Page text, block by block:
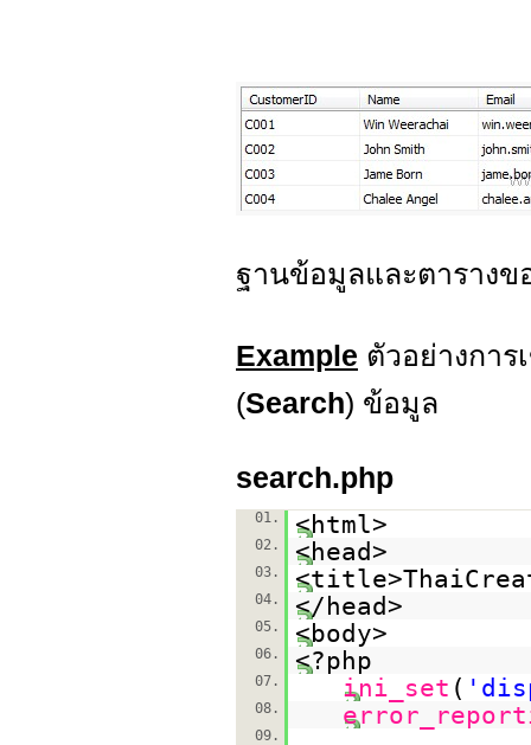
ฐานข้อมูลและตารางข
Example ตัวอย่างกา
(Search) ข้อมูล
search.php
01. <html>
02. <head>
03.
04. </head>
05. <body>
06. <?php
07. ini_set (
08.
09.